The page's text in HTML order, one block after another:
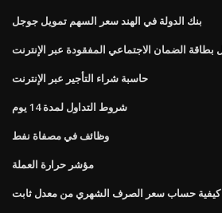
بنك الدولة في الهند سعر السهم تمويل جوجل
الضمان الاجتماعي المفقودة عبر الإنترنت
حاسبة شراء التأجير عبر الإنترنت
شروط التداول لمدة 14 يوم
وظائف في مصفاة نفط
مؤشر حرارة العملة
كيفية حساب سعر الصرف الشهري من معدل ثابت